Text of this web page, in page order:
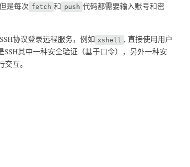
是每次 fetch 和 push 代码都需要输入账号和密
协议登录远程服务，例如 xshell , 直接使用用户
其中一种安全验证（基于口令），另外一种安
互。